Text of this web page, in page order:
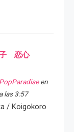
子 恋心
en
las 3:57
/ Koigokoro